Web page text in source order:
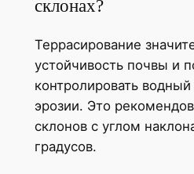
склонах?
Террасирование
устойчивость почвы и
контролировать
эрозии. Это
склонов с углом
градусов.